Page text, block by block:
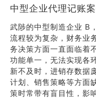
中型企业代理记账案
武陟的中型制造企业 B
流程较为复杂，财务业
务决策方面一直面临着
功能单一，无法实现各
新不及时，进销存数据
计划、销售策略等方面
策时常带有盲目性，影